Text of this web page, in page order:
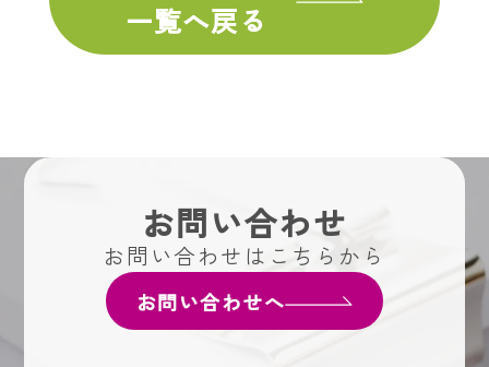
一覧へ戻る
お問い合わせ
お問い合わせはこちらから
お問い合わせへ